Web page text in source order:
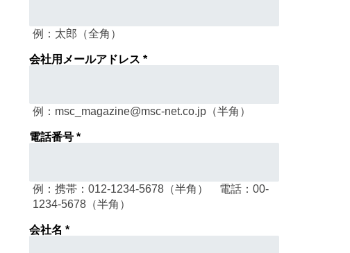
例：太郎（全角）
会社用メールアドレス *
例：msc_magazine@msc-net.co.jp（半角）
電話番号 *
例：携帯：012-1234-5678（半角） 電話：00-
1234-5678（半角）
会社名 *